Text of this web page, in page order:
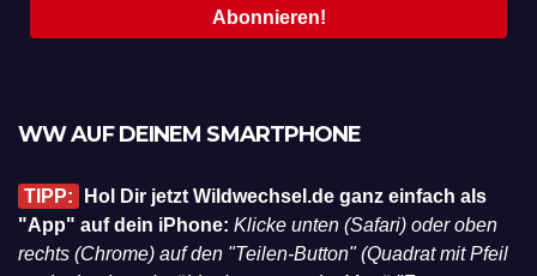
WW AUF DEINEM SMARTPHONE
TIPP:
Hol Dir jetzt Wildwechsel.de ganz einfach als
"App" auf dein iPhone: Klicke unten (Safari) oder oben
rechts (Chrome) auf den "Teilen-Button" (Quadrat mit Pfeil